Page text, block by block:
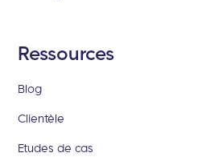
Ressources
Blog
Clientèle
Etudes de cas